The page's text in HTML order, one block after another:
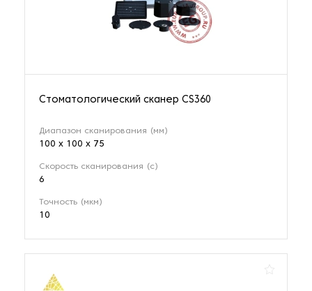
Стоматологический сканер CS360
Диапазон сканирования (мм)
100 x 100 x 75
Скорость сканирования (с)
6
Точность (мкм)
10